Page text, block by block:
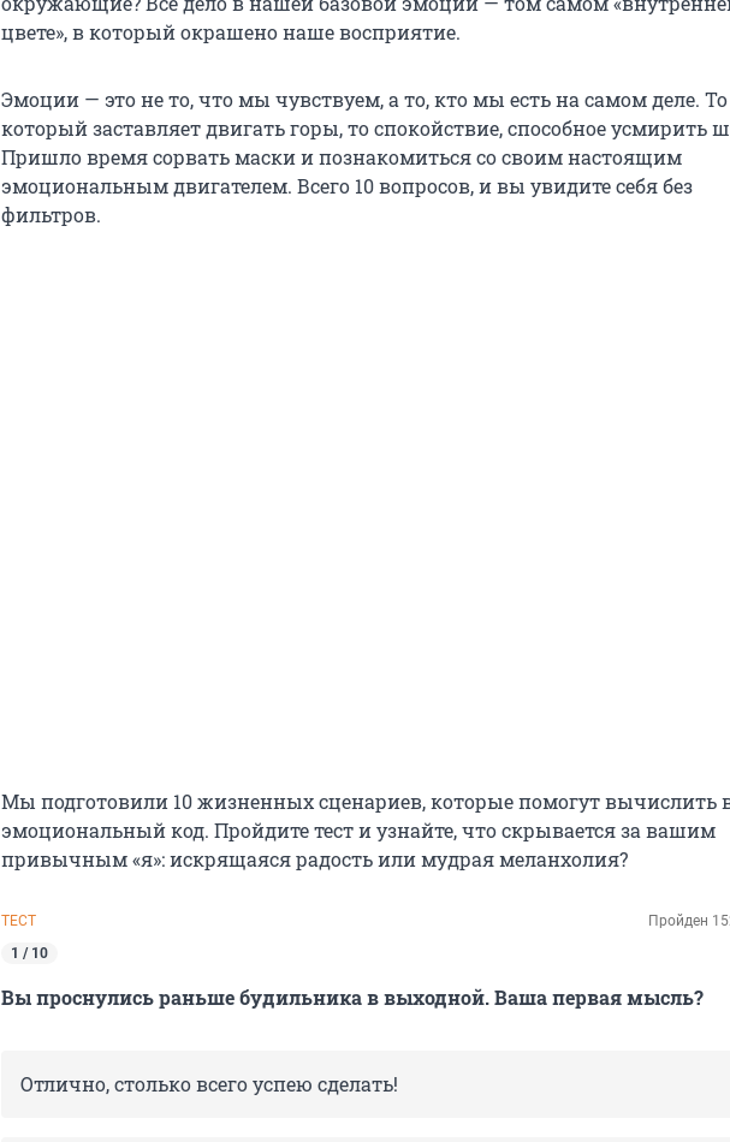
цвете», в который окрашено наше восприятие.
Эмоции — это не то, что мы чувствуем, а то, кто мы есть на самом деле. То
который заставляет двигать горы, то спокойствие, способное усмирить
Пришло время сорвать маски и познакомиться со своим настоящим
эмоциональным двигателем. Всего 10 вопросов, и вы увидите себя без
фильтров.
Мы подготовили 10 жизненных сценариев, которые помогут вычислить
эмоциональный код. Пройдите тест и узнайте, что скрывается за вашим
привычным «я»: искрящаяся радость или мудрая меланхолия?
ТЕСТ
Пройден
1 / 10
Вы проснулись раньше будильника в выходной. Ваша первая мысль?
Отлично, столько всего успею сделать!